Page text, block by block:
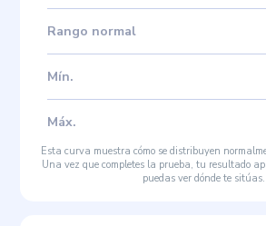
Rango normal
Mín.
Máx.
Esta curva muestra cómo se distribuyen
Una vez que completes la prueba, tu resultado
puedas ver dónde te sitúas.